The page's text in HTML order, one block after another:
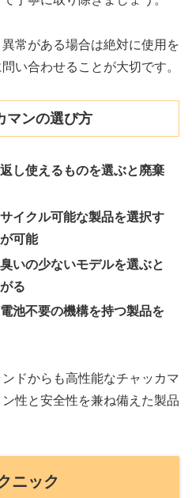
常がある場合は絶対に使用を
い合わせることが大切です。
マンの選び方
し使えるものを選ぶと廃棄
イクル可能な製品を選択す
可能
いの少ないモデルを選ぶと
る
池不要の機構を持つ製品を
ドからも高性能なチャッカマ
性と安全性を兼ね備えた製品
ニック